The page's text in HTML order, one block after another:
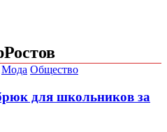
Ростов
Мода Общество
для школьников за